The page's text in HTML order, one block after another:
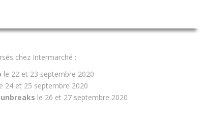
chez Intermarché :
le 22 et 23 septembre 2020
24 et 25 septembre 2020
le 26 et 27 septembre 2020